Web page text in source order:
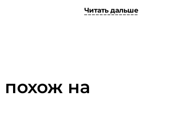
Читать дальше
похож на